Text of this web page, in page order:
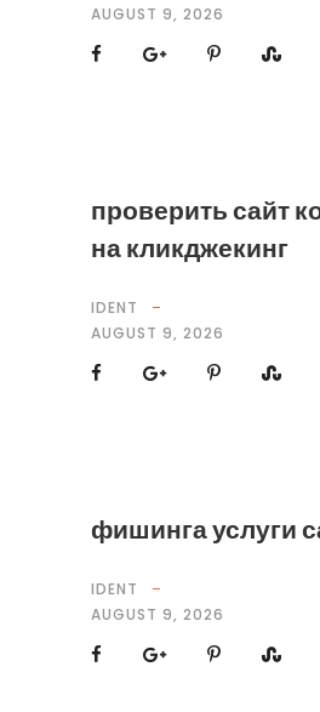
AUGUST 9, 2026
проверить сайт
на кликджекинг
IDENT
AUGUST 9, 2026
фишинга услуги
IDENT
AUGUST 9, 2026